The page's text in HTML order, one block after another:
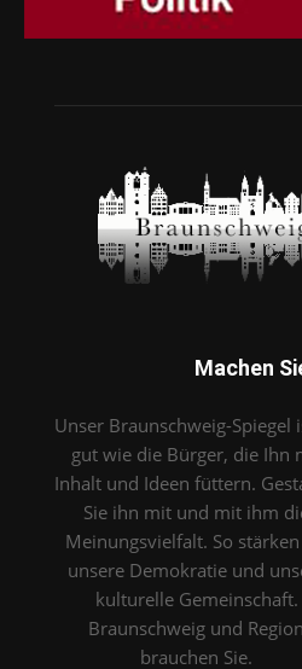
Machen
Unser Braunschweig-Spiegel
gut wie die Bürger, die Ihn
Inhalt und Ideen füttern.
Sie ihn mit und mit ihm
Meinungsvielfalt. So stärken
unsere Demokratie und
kulturelle Gemeinschaft.
Braunschweig und Region
brauchen Sie.